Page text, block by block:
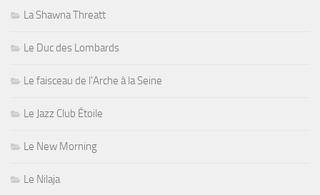
La Shawna Threatt
Le Duc des Lombards
Le faisceau de l'Arche à la Seine
Le Jazz Club Étoile
Le New Morning
Le Nilaja